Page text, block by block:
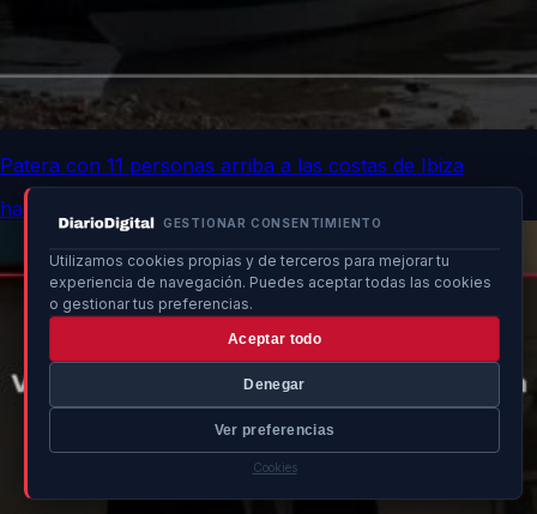
GESTIONAR CONSENTIMIENTO
Utilizamos cookies propias y de terceros para mejorar tu
experiencia de navegación. Puedes aceptar todas las cookies
o gestionar tus preferencias.
Aceptar todo
Denegar
Ver preferencias
Cookies
Patera con 11 personas arriba a las costas de Ibiza
hace 16h